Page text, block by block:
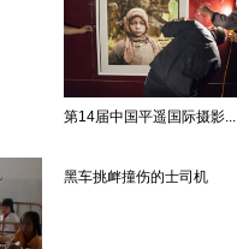
第14届中国平遥国际摄影...
黑车挑衅撞伤的士司机